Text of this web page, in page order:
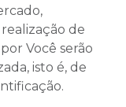
de
Você serão
isto é, de